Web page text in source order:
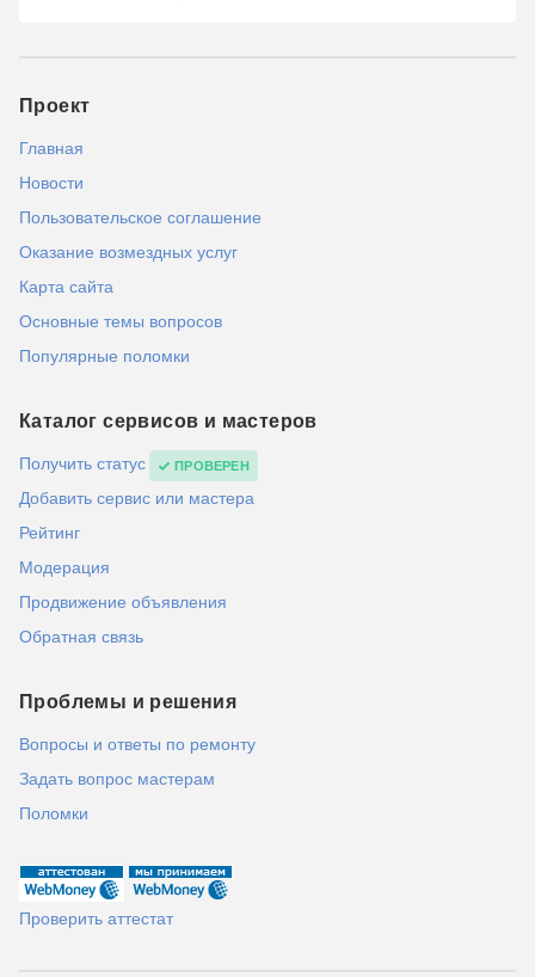
Проект
Главная
Новости
Пользовательское соглашение
Оказание возмездных услуг
Карта сайта
Основные темы вопросов
Популярные поломки
Каталог сервисов и мастеров
Получить статус ПРОВЕРЕН
Добавить сервис или мастера
Рейтинг
Модерация
Продвижение объявления
Обратная связь
Проблемы и решения
Вопросы и ответы по ремонту
Задать вопрос мастерам
Поломки
Проверить аттестат